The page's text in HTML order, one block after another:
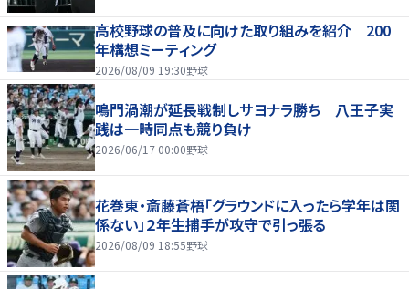
高校野球の普及に向けた取り組みを紹介 200
年構想ミーティング
2026/08/09 19:30野球
鳴門渦潮が延長戦制しサヨナラ勝ち 八王子実
践は一時同点も競り負け
2026/06/17 00:00野球
花巻東・斎藤蒼梧「グラウンドに入ったら学年は関
係ない」２年生捕手が攻守で引っ張る
2026/08/09 18:55野球